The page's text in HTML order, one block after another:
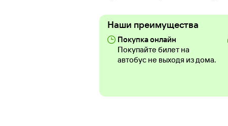
Наши преимущества
Покупка онлайн
Покупайте билет на
автобус не выходя из дома.